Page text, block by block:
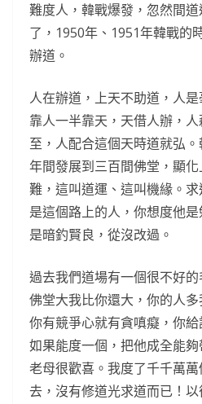
難度人，韓戰爆發，忽然間
了，1950年、1951年韓戰的
辦道。
人在辦道，上天不助道，人
靠人一半靠天，天借人辦，
至，人配合這個天時道就弘
年間發展到三百間佛堂，顯
難，這叫道運、這叫機緣。
是這個路上的人，你想度他
是暗釣賢良，從沒改過。
過去我們道場有一個很不好
佛堂大我比你還大，你的人多
你有競爭心就有貪嗔癡，你
如果能度一個，把他成全能
老母很歡喜。我度了千千萬
去，沒有修道光求道而已！以